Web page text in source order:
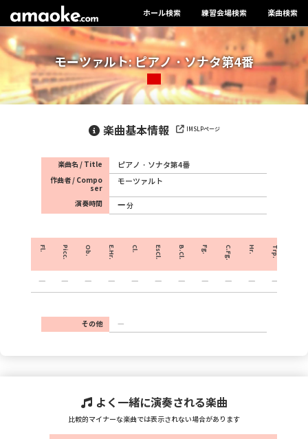
ホール検索 練習会場検索 楽曲検索
モーツァルト: ピアノ・ソナタ第4番
楽曲基本情報 IMSLPページ
楽曲名 / Title ピアノ・ソナタ第4番
作曲者 / Compo
ser
モーツァルト
演奏時間 分
Fl. Picc. Ob. E.Hr. Cl. EsCl. B.Cl. Fg. C.Fg. Hr. Trp.
その他
よく一緒に演奏される楽曲
比較的マイナーな楽曲では表示されない場合があります